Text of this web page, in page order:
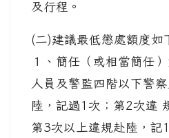
及行程。
(二)建議最低懲處額度如
１、簡任（或相當簡任
人員及警監四階以下警
陸，記過1次；第2次違
第3次以上違規赴陸，記1